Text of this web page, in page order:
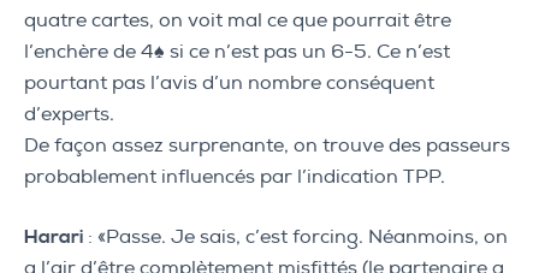
quatre cartes, on voit mal ce que pourrait être
l’enchère de 4♠ si ce n’est pas un 6-5. Ce n’est
pourtant pas l’avis d’un nombre conséquent
d’experts.
De façon assez surprenante, on trouve des passeurs
probablement influencés par l’indication TPP.
Harari : «Passe. Je sais, c’est forcing. Néanmoins, on
a l’air d’être complètement misfittés (le partenaire a